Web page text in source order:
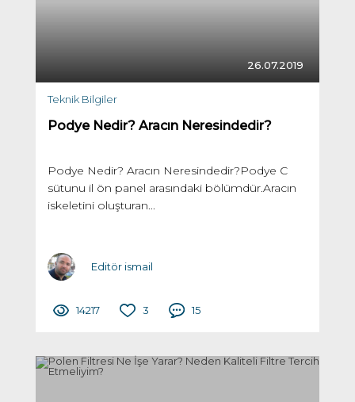
26.07.2019
Teknik Bilgiler
Podye Nedir? Aracın Neresindedir?
Podye Nedir? Aracın Neresindedir?Podye C
sütunu il ön panel arasındaki bölümdür.Aracın
iskeletini oluşturan...
Editör ismail
14217 3 15